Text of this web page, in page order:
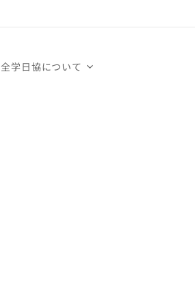
全学日協について